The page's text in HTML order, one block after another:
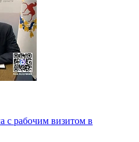
с рабочим визитом в